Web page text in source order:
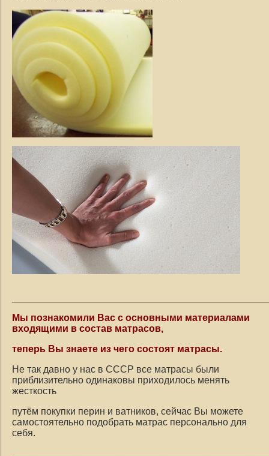
Мы познакомили Вас с основными материалами
входящими в состав матрасов,
теперь Вы знаете из чего состоят матрасы.
Не так давно у нас в СССР все матрасы были
приблизительно одинаковы приходилось менять
жесткость
путём покупки перин и ватников, сейчас Вы можете
самостоятельно подобрать матрас персонально для
себя.